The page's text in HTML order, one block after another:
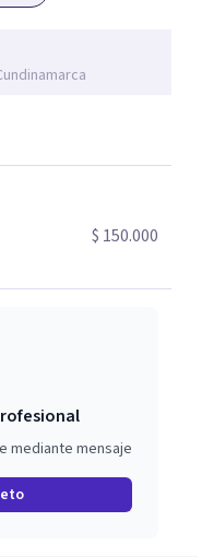
$ 150.000
mediante mensaje